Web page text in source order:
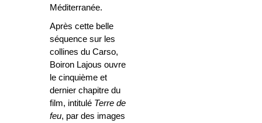
Méditerranée.
Après cette belle
séquence sur les
collines du Carso,
Boiron Lajous ouvre
le cinquième et
dernier chapitre du
film, intitulé Terre de
feu, par des images